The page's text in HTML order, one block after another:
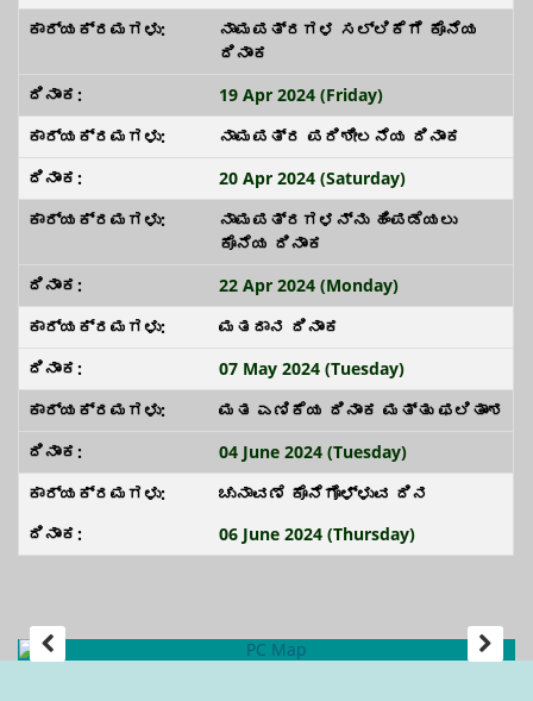
ನಾಮಪತ್ರಗಳ ಸಲ್ಲಿಕೆಗೆ ಕೊನೆಯ
ದಿನಾಂಕ
19 Apr 2024 (Friday)
ನಾಮಪತ್ರ ಪರಿಶೀಲನೆಯ ದಿನಾಂಕ
20 Apr 2024 (Saturday)
ನಾಮಪತ್ರಗಳನ್ನು ಹಿಂಪಡೆಯಲು
ಕೊನೆಯ ದಿನಾಂಕ
22 Apr 2024 (Monday)
ಮತದಾನ ದಿನಾಂಕ
07 May 2024 (Tuesday)
ಮತ ಎಣಿಕೆಯ ದಿನಾಂಕ ಮತ್ತು ಫಲಿತಾಂಶ
04 June 2024 (Tuesday)
ಚುನಾವಣೆ ಕೊನೆಗೊಳ್ಳುವ ದಿನ
06 June 2024 (Thursday)